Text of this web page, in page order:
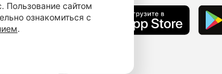
Пользование сайтом
ознакомиться с
.